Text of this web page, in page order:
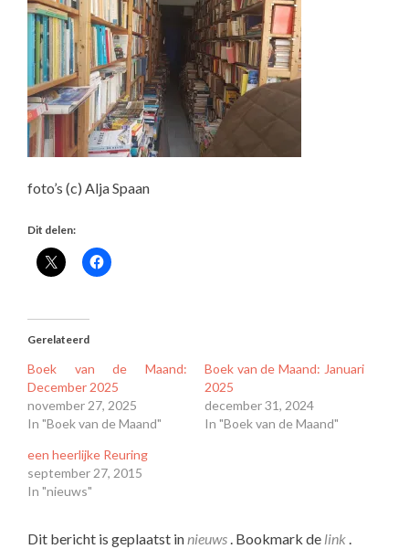
foto’s (c) Alja Spaan
Dit delen:
Gerelateerd
Boek van de Maand:
December 2025
november 27, 2025
In "Boek van de Maand"
Boek van de Maand: Januari
2025
december 31, 2024
In "Boek van de Maand"
een heerlijke Reuring
september 27, 2015
In "nieuws"
Dit bericht is geplaatst innieuws . Bookmark de link .